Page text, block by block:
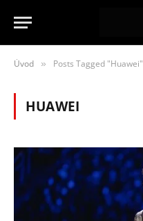
Úvod » Posts Tagged "Huawei"
HUAWEI